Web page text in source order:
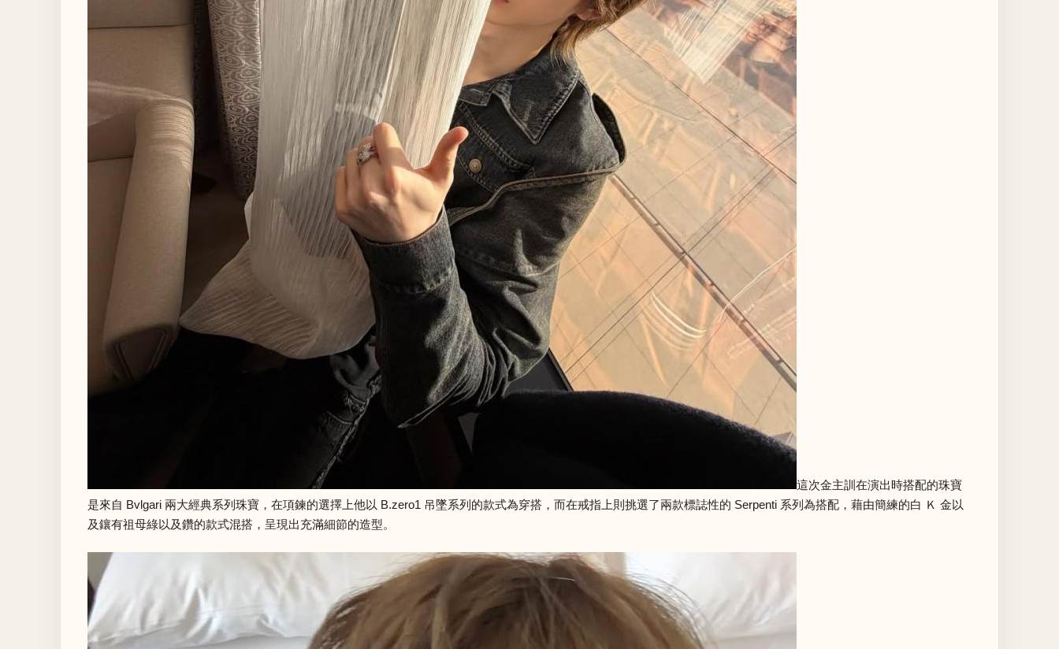
這次金主訓在演出時搭配的珠寶
是來自 Bvlgari 兩大經典系列珠寶，在項鍊的選擇上他以 B.zero1 吊墜系列的款式為穿搭，而在戒指上則挑選了兩款標誌性的 Serpenti 系列為搭配，藉由簡練的白 Ｋ 金以
及鑲有祖母綠以及鑽的款式混搭，呈現出充滿細節的造型。